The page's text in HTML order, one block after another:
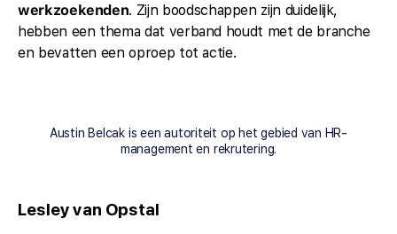
werkzoekenden. Zijn boodschappen zijn duidelijk,
hebben een thema dat verband houdt met de branche
en bevatten een oproep tot actie.
Austin Belcak is een autoriteit op het gebied van HR-
management en rekrutering.
Lesley van Opstal